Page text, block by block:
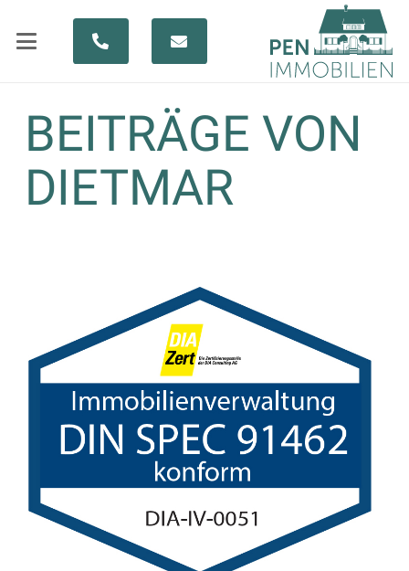
BEITRÄGE VON
DIETMAR